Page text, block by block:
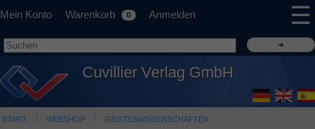
Mein Konto Warenkorb 0 Anmelden ☰
Cuvillier Verlag GmbH
START WEBSHOP
GEISTESWISSENSCHAFTEN